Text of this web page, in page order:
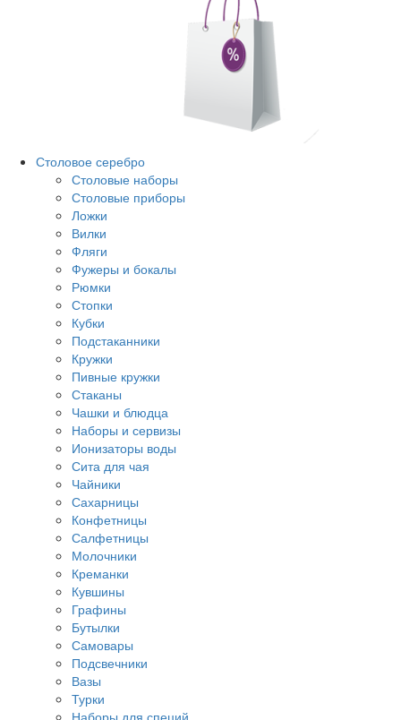
Столовое серебро
Столовые наборы
Столовые приборы
Ложки
Вилки
Фляги
Фужеры и бокалы
Рюмки
Стопки
Кубки
Подстаканники
Кружки
Пивные кружки
Стаканы
Чашки и блюдца
Наборы и сервизы
Ионизаторы воды
Сита для чая
Чайники
Сахарницы
Конфетницы
Салфетницы
Молочники
Креманки
Кувшины
Графины
Бутылки
Самовары
Подсвечники
Вазы
Турки
Наборы для специй